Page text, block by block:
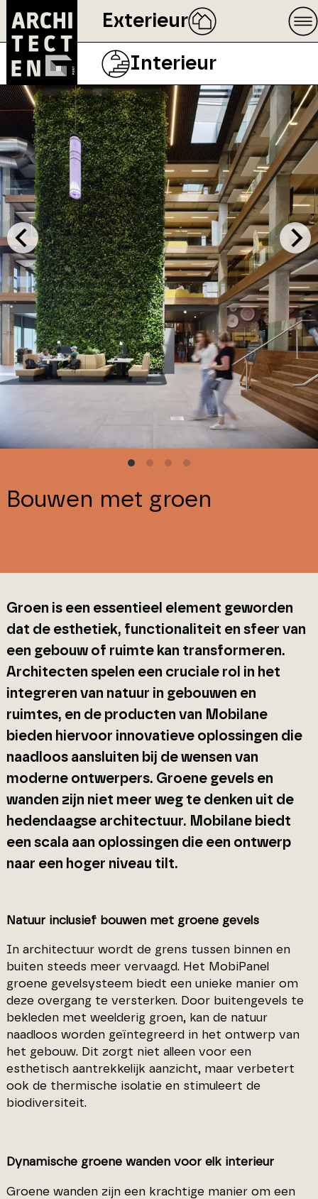
Exterieur
Interieur
Bouwen met groen
Groen is een essentieel element geworden
dat de esthetiek, functionaliteit en sfeer van
een gebouw of ruimte kan transformeren.
Architecten spelen een cruciale rol in het
integreren van natuur in gebouwen en
ruimtes, en de producten van Mobilane
bieden hiervoor innovatieve oplossingen die
naadloos aansluiten bij de wensen van
moderne ontwerpers. Groene gevels en
wanden zijn niet meer weg te denken uit de
hedendaagse architectuur. Mobilane biedt
een scala aan oplossingen die een ontwerp
naar een hoger niveau tilt.
Natuur inclusief bouwen met groene gevels
In architectuur wordt de grens tussen binnen en
buiten steeds meer vervaagd. Het MobiPanel
groene gevelsysteem biedt een unieke manier om
deze overgang te versterken. Door buitengevels te
bekleden met weelderig groen, kan de natuur
naadloos worden geïntegreerd in het ontwerp van
het gebouw. Dit zorgt niet alleen voor een
esthetisch aantrekkelijk aanzicht, maar verbetert
ook de thermische isolatie en stimuleert de
biodiversiteit.
Dynamische groene wanden voor elk interieur
Groene wanden zijn een krachtige manier om een